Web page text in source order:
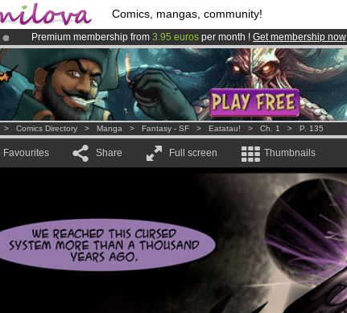
Comics, mangas, community!
Premium membership from 3.95 euros per month ! Get membership now
AmilovaKickstarter is now LIVE!.
Already 100000membersand 1000 comics & mangas!.
> Comics Directory > Manga > Fantasy - SF > Eatatau! > Ch. 1 > P. 135
Favourites Share Full screen Thumbnails